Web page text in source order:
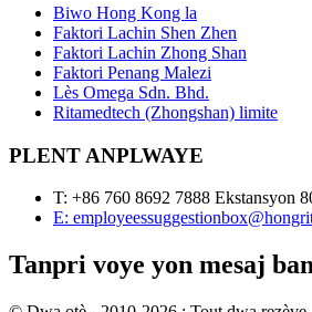
Biwo Hong Kong la
Faktori Lachin Shen Zhen
Faktori Lachin Zhong Shan
Faktori Penang Malezi
Lès Omega Sdn. Bhd.
Ritamedtech (Zhongshan) limite
PLENT ANPLWAYE
T: +86 760 8692 7888 Ekstansyon
E:
Tanpri voye yon mesaj